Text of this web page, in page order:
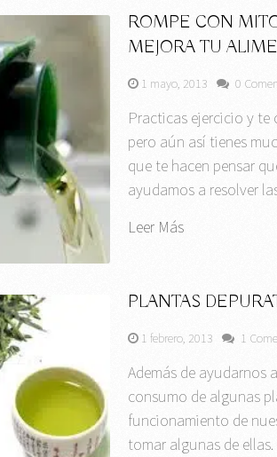
ROMPE CON
MEJORA TU
1 mayo, 2013 0
Practicas ejercicio y
pero aún así tienes
que te hacen pensar
ayudamos a resolver
Leer Más
PLANTAS
1 febrero, 2013 1
Además de ayudarnos
consumo de algunas
funcionamiento de
tomar algunas de